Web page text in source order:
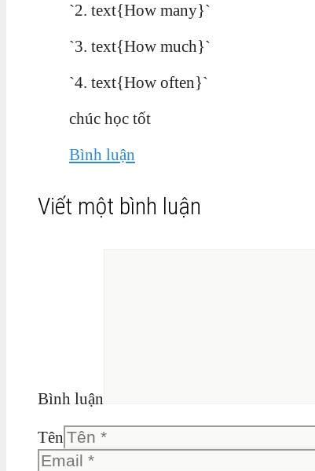
`2. text{How many}`
`3. text{How much}`
`4. text{How often}`
chúc học tốt
Bình luận
Viết một bình luận
Bình luận
Tên